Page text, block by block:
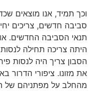
וכך תמיד, אנו מוצאים
סביבה חדשים, צריכים
תנאי הסביבה החדשים.
היתה צריכה תחילה לנסות
הסבון צריך היה לנסות
את מזונו. ציפורי הדרור
מהחלב על מפתניהם של